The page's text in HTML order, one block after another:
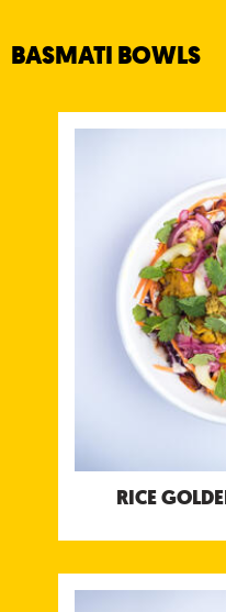
BASMATI BOWLS
RICE
RICE
Sült karfiol
paradicsomos